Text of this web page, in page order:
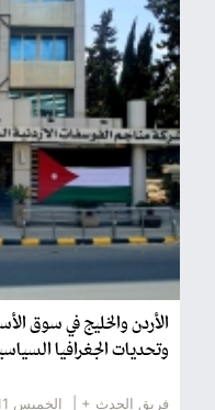
الأردن والخليج في سوق
وتحديات الجغرافيا
فريق الحدث + | الخميس 2026/06/11